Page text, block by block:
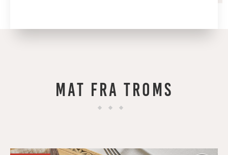
MAT FRA TROMS